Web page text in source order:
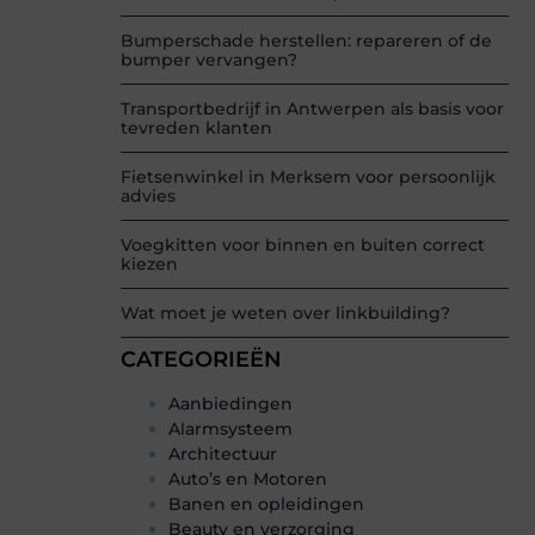
Bumperschade herstellen: repareren of de
bumper vervangen?
Transportbedrijf in Antwerpen als basis voor
tevreden klanten
Fietsenwinkel in Merksem voor persoonlijk
advies
Voegkitten voor binnen en buiten correct
kiezen
Wat moet je weten over linkbuilding?
CATEGORIEËN
Aanbiedingen
Alarmsysteem
Architectuur
Auto’s en Motoren
Banen en opleidingen
Beauty en verzorging